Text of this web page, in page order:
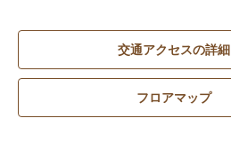
交通アクセスの詳細
フロアマップ